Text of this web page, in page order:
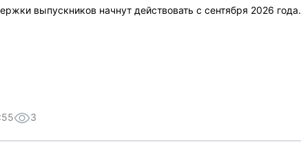
выпускников начнут действовать с сентября 2026 года.
3